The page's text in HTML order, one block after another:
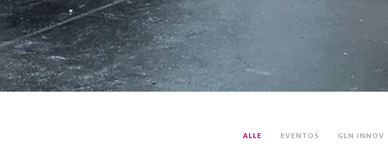
ALLE EVENTOS GLN INNOV